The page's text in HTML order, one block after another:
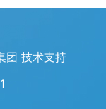
团 技术支持